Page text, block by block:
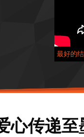
最好的
心传递至